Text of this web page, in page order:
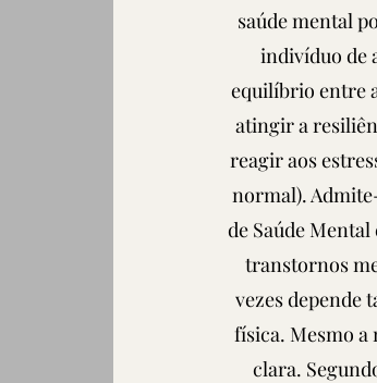
saúde mental
indivíduo de
equilíbrio entre
atingir a
reagir aos
normal).
de Saúde
transtornos
vezes depende
física. Mesmo a
clara.